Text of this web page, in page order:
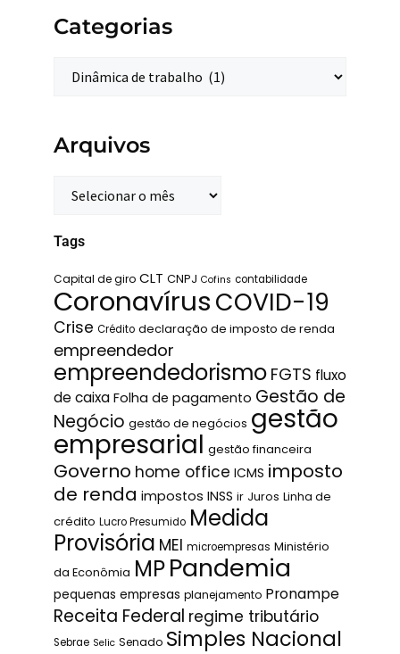
Categorias
Arquivos
Tags
Capital de giro CLT CNPJ Cofins contabilidade
CoronavírusCOVID-19
Crise Crédito declaração de imposto de renda
empreendedor
empreendedorismo FGTS fluxo
de caixa Folha de pagamento Gestão de
Negócio gestão de negócios gestão
empresarial gestão financeira
Governo home office ICMS imposto
de renda impostos INSS ir Juros Linha de
crédito Lucro Presumido Medida
Provisória MEI microempresas Ministério
da Econômia MPPandemia
pequenas empresas planejamento Pronampe
Receita Federal regime tributário
Sebrae Selic Senado Simples Nacional